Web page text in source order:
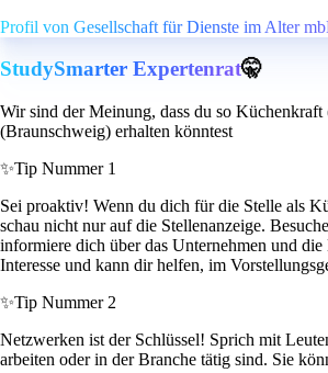
Profil von Gesellschaft für Dienste im Alter
StudySmarter Expertenrat🤫
Wir sind der Meinung, dass du so
(Braunschweig) erhalten könntest
✨Tip Nummer 1
Sei proaktiv! Wenn du dich für die Stelle als
schau nicht nur auf die Stellenanzeige.
informiere dich über das Unternehmen und
Interesse und kann dir helfen, im
✨Tip Nummer 2
Netzwerken ist der Schlüssel! Sprich mit
arbeiten oder in der Branche tätig sind. Sie